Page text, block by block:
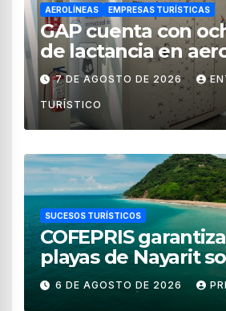
AEROLÍNEAS EMPRESAS TURÍSTICAS
GAP cuenta con
de lactancia en
de México
7 DE AGOSTO DE 2026
TURÍSTICO
SUCESOS TURÍSTICOS
COFEPRIS
playas de Nayarit
para uso recreativo
6 DE AGOSTO DE 2026